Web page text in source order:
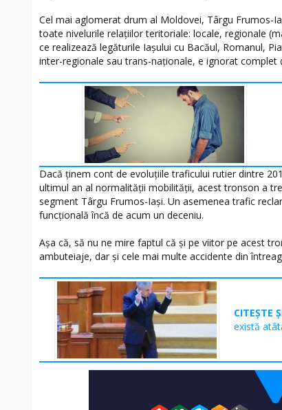
Cel mai aglomerat drum al Moldovei, Târgu Frumos-
toate nivelurile relaţiilor teritoriale: locale, regionale
ce realizează legăturile Iaşului cu Bacăul, Romanul,
inter-regionale sau trans-naţionale, e ignorat complet
Dacă ţinem cont de evoluţiile traficului rutier dintre
ultimul an al normalităţii mobilităţii, acest tronson a
segment Târgu Frumos-Iaşi. Un asemenea trafic
funcţională încă de acum un deceniu.
Aşa că, să nu ne mire faptul că şi pe viitor pe acest
ambuteiaje, dar şi cele mai multe accidente din
CITEȘTE
există